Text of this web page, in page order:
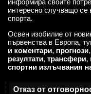
интересно случващо се
спорта.
Освен изобилие от
първенства в Европа,
и коментари, прогнози,
резултати, трансфери,
спортни излъчвания
Отказ от